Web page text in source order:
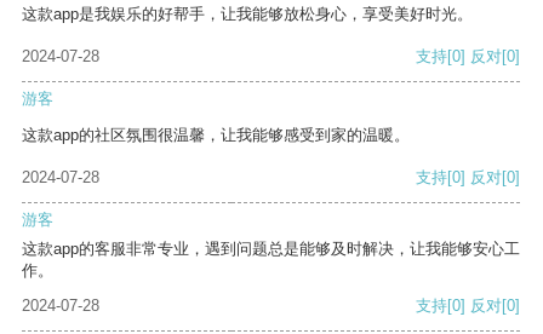
这款app是我娱乐的好帮手，让我能够放松身心，享受美好时光。
2024-07-28 支持[0] 反对[0]
游客
这款app的社区氛围很温馨，让我能够感受到家的温暖。
2024-07-28 支持[0] 反对[0]
游客
这款app的客服非常专业，遇到问题总是能够及时解决，让我能够安心工
作。
2024-07-28
支持[0] 反对[0]